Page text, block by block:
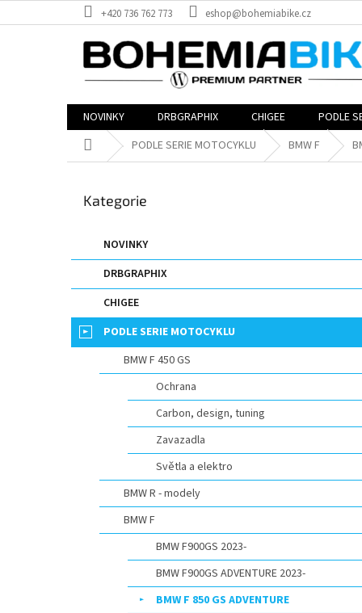
na
+420 736 762 773 eshop@bohemiabike.cz
NOVINKY DRBGRAPHIX CHIGEE
PODLE
Domů PODLE SERIE MOTOCYKLU BMW F
a
n
a
Přeskočit
Kategorie
NOVINKY
DRBGRAPHIX
CHIGEE
PODLE SERIE MOTOCYKLU
BMW F 450 GS
Ochrana
Carbon, design, tuning
Zavazadla
Světla a elektro
BMW R - modely
BMW F
BMW F900GS 2023-
BMW F900GS ADVENTURE 2023-
BMW F 850 GS ADVENTURE